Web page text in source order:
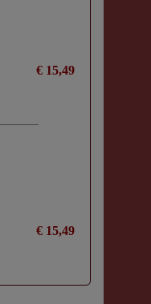
€ 15,49
€ 15,49